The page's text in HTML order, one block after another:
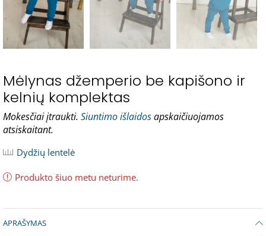
Mėlynas džemperio be kapišono ir
kelnių komplektas
Mokesčiai įtraukti. Siuntimo išlaidosapskaičiuojamos
atsiskaitant.
Dydžių lentelė
Produkto šiuo metu neturime.
APRAŠYMAS